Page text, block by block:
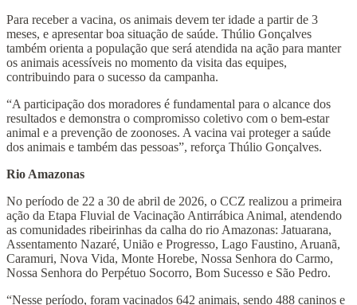
Para receber a vacina, os animais devem ter idade a partir de 3
meses, e apresentar boa situação de saúde. Thúlio Gonçalves
também orienta a população que será atendida na ação para manter
os animais acessíveis no momento da visita das equipes,
contribuindo para o sucesso da campanha.
“A participação dos moradores é fundamental para o alcance dos
resultados e demonstra o compromisso coletivo com o bem-estar
animal e a prevenção de zoonoses. A vacina vai proteger a saúde
dos animais e também das pessoas”, reforça Thúlio Gonçalves.
Rio Amazonas
No período de 22 a 30 de abril de 2026, o CCZ realizou a primeira
ação da Etapa Fluvial de Vacinação Antirrábica Animal, atendendo
as comunidades ribeirinhas da calha do rio Amazonas: Jatuarana,
Assentamento Nazaré, União e Progresso, Lago Faustino, Aruanã,
Caramuri, Nova Vida, Monte Horebe, Nossa Senhora do Carmo,
Nossa Senhora do Perpétuo Socorro, Bom Sucesso e São Pedro.
“Nesse período, foram vacinados 642 animais, sendo 488 caninos e